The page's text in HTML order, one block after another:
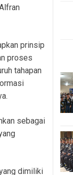
prinsip
proses
tahapan
sebagai
dimiliki